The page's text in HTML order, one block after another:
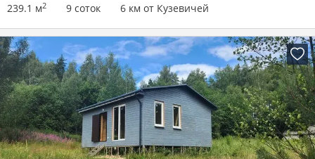
239.1 м2 9 соток 6 км от Кузевичей